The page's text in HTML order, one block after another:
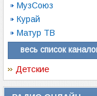
МузСоюз
Курай
Матур ТВ
весь список
Детские